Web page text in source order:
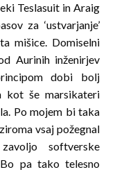
Teslasuit in Araig
za ‘ustvarjanje’
mi­ši­ce. Domiselni
Aurinih inženirjev
dobi bolj
kot še marsikateri
Po mojem bi taka
vsaj požeg­nal
softverske
pa tako telesno